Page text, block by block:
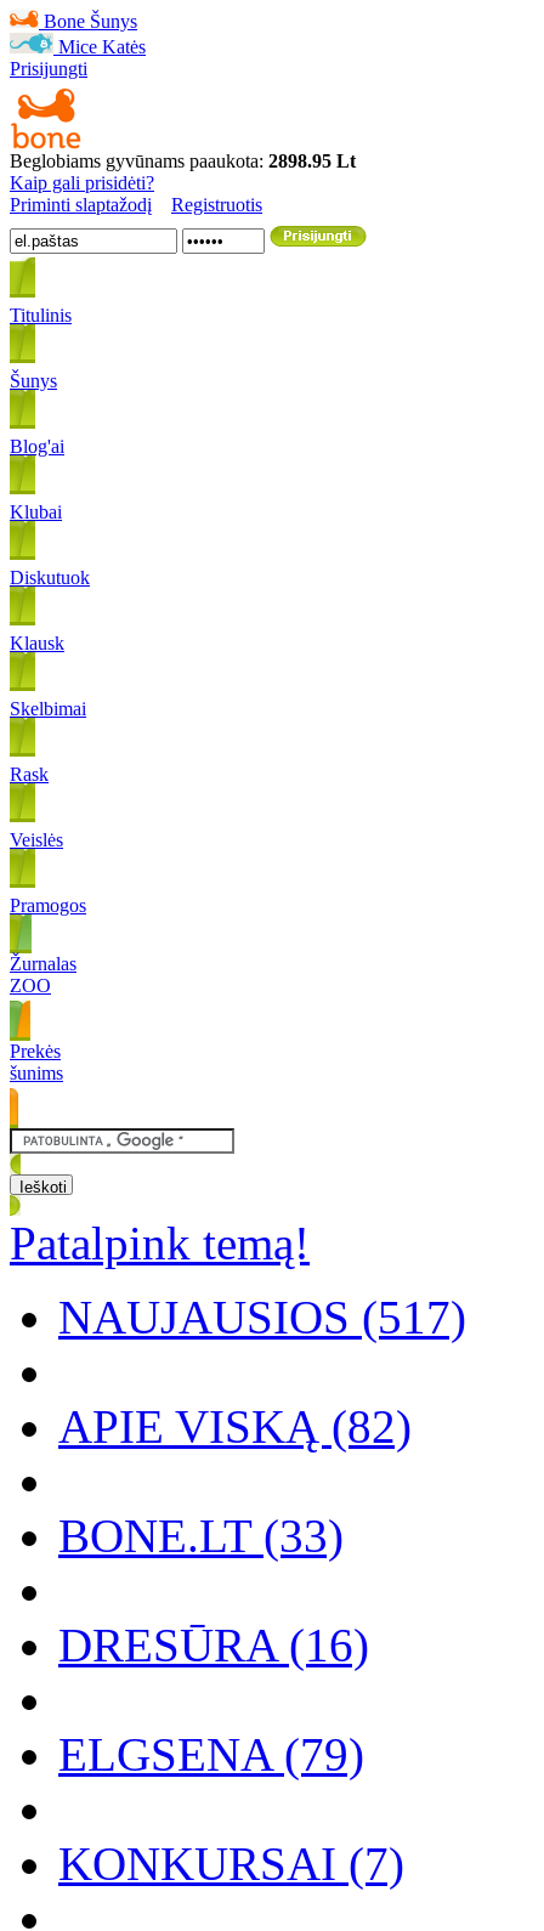
Bone Šunys
Mice Katės
Prisijungti
Beglobiams gyvūnams paaukota: 2898.95 Lt
Kaip gali prisidėti?
Priminti slaptažodį
Registruotis
Titulinis
Šunys
Blog'ai
Klubai
Diskutuok
Klausk
Skelbimai
Rask
Veislės
Pramogos
Žurnalas
ZOO
Prekės
šunims
Patalpink temą!
NAUJAUSIOS (517)
APIE VISKĄ (82)
BONE.LT (33)
DRESŪRA (16)
ELGSENA (79)
KONKURSAI (7)